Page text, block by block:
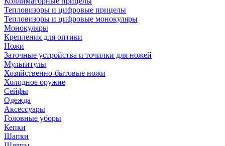
Тепловизоры и цифровые прицелы
Тепловизоры и цифровые монокуляры
Монокуляры
Крепления для оптики
Ножи
Заточные устройства и точилки для ножей
Мультитулы
Хозяйственно-бытовые ножи
Холодное оружие
Сейфы
Одежда
Аксессуары
Головные уборы
Кепки
Шапки